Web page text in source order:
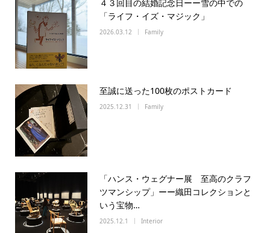
４３回目の結婚記念日ーー雪の中での
「ライフ・イズ・マジック」
2026.03.12 Family
至誠に送った100枚のポストカード
2025.12.31 Family
「ハンス・ウェグナー展 至高のクラフ
ツマンシップ」ーー織田コレクションと
いう宝物…
2025.12.1 Interior